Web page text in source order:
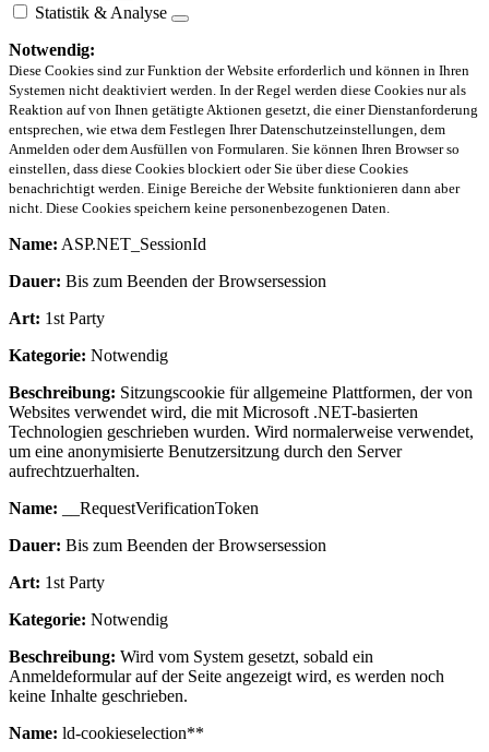
Statistik & Analyse
Notwendig:
Diese Cookies sind zur Funktion der Website erforderlich und können in Ihren
Systemen nicht deaktiviert werden. In der Regel werden diese Cookies nur als
Reaktion auf von Ihnen getätigte Aktionen gesetzt, die einer Dienstanforderung
entsprechen, wie etwa dem Festlegen Ihrer Datenschutzeinstellungen, dem
Anmelden oder dem Ausfüllen von Formularen. Sie können Ihren Browser so
einstellen, dass diese Cookies blockiert oder Sie über diese Cookies
benachrichtigt werden. Einige Bereiche der Website funktionieren dann aber
nicht. Diese Cookies speichern keine personenbezogenen Daten.
Name: ASP.NET_SessionId
Dauer: Bis zum Beenden der Browsersession
Art: 1st Party
Kategorie: Notwendig
Beschreibung: Sitzungscookie für allgemeine Plattformen, der von
Websites verwendet wird, die mit Microsoft .NET-basierten
Technologien geschrieben wurden. Wird normalerweise verwendet,
um eine anonymisierte Benutzersitzung durch den Server
aufrechtzuerhalten.
Name: __RequestVerificationToken
Dauer: Bis zum Beenden der Browsersession
Art: 1st Party
Kategorie: Notwendig
Beschreibung: Wird vom System gesetzt, sobald ein
Anmeldeformular auf der Seite angezeigt wird, es werden noch
keine Inhalte geschrieben.
Name: ld-cookieselection**